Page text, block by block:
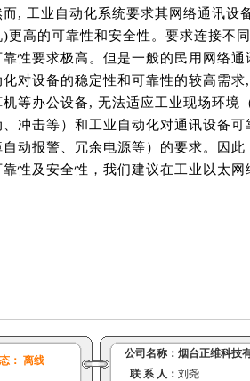
而, 工业自动化系统要求其网络通讯设
)更高的可靠性和安全性。要求连接不
靠性要求极高。但是一般的民用网络
化对设备的稳定性和可靠性的较高需
机等办公设备, 无法适应工业现场环境
、冲击等）和工业自动化对通讯设备
自动报警、冗余电源等）的要求。因
靠性及安全性，我们建议在工业以太
： 离线
公司名称： 烟台正维科技
联 系 人： 刘尧